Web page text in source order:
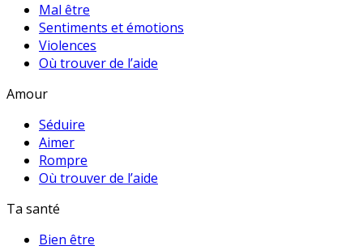
Mal être
Sentiments et émotions
Violences
Où trouver de l’aide
Amour
Séduire
Aimer
Rompre
Où trouver de l’aide
Ta santé
Bien être